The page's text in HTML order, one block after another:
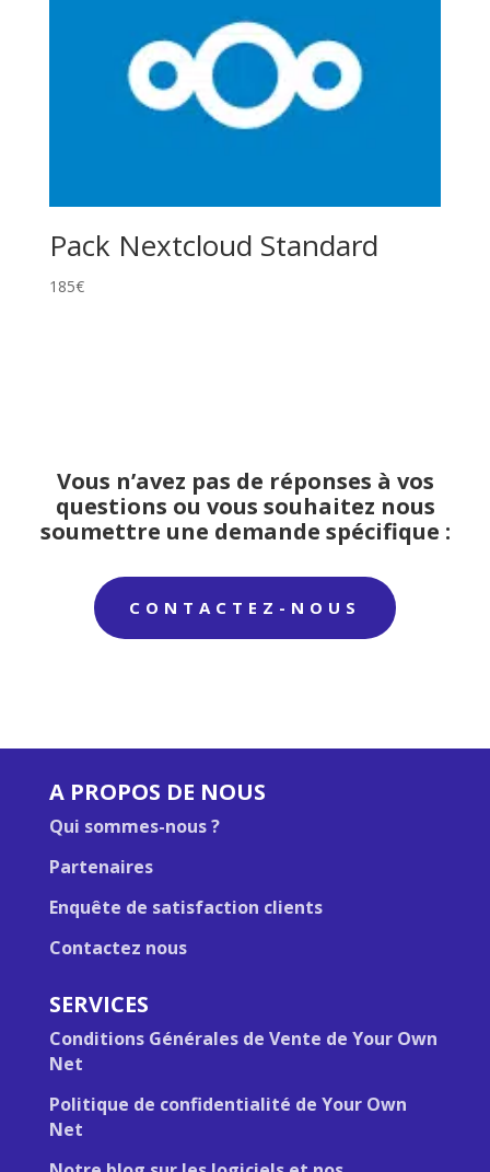
Pack Nextcloud Standard
185€
Vous n’avez pas de réponses à vos
questions ou vous souhaitez nous
soumettre une demande spécifique :
CONTACTEZ-NOUS
A PROPOS DE NOUS
Qui sommes-nous ?
Partenaires
Enquête de satisfaction clients
Contactez nous
SERVICES
Conditions Générales de Vente de Your Own
Net
Politique de confidentialité de Your Own
Net